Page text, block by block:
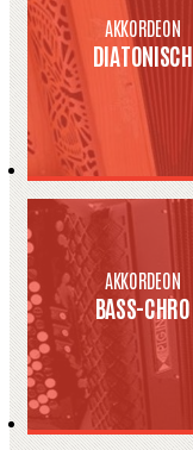
AKKORDEON
DIATONISCH
AKKORDEON
BASS-CHRO